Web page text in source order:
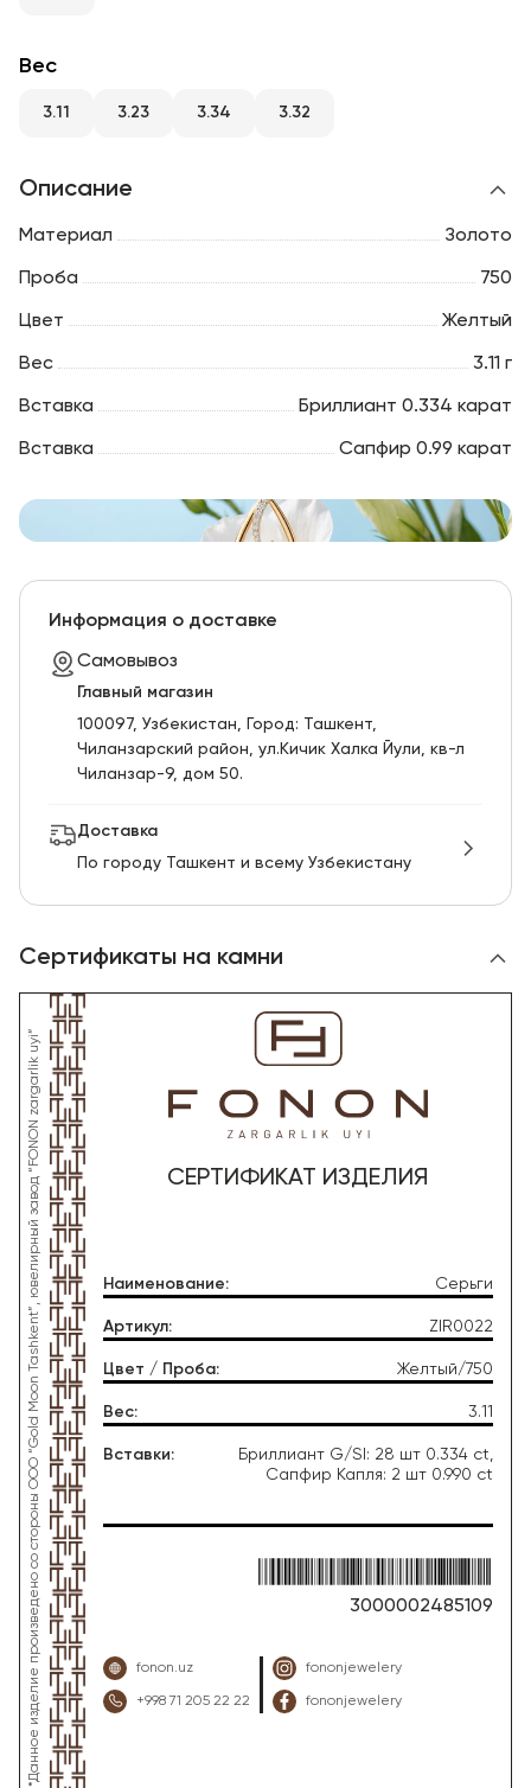
Вес
3.11 3.23 3.34 3.32
Описание
Материал Золото
Проба 750
Цвет Желтый
Вес 3.11 г
Вставка Бриллиант 0.334 карат
Вставка Сапфир 0.99 карат
Информация о доставке
Самовывоз
Главный магазин
100097, Узбекистан, Город: Ташкент,
Чиланзарский pайон, ул.Кичик Халка Йули, кв-л
Чиланзар-9, дом 50.
Доставка
По городу Ташкент и всему Узбекистану
Сертификаты на камни
*Данное изделие произведено со стороны OOO “Gold Moon Tashkent”, ювелирный завод “FONON zargarlik uyi” СЕРТИФИКАТ ИЗДЕЛИЯ
Наименование: Серьги
Артикул: ZIR0022
Цвет / Проба: Желтый/750
Вес: 3.11
Вставки:
Бриллиант G/SI: 28 шт 0.334 ct,
Сапфир Капля: 2 шт 0.990 ct
3000002485109
fonon.uz
+998 71 205 22 22
fononjewelery
fononjewelery